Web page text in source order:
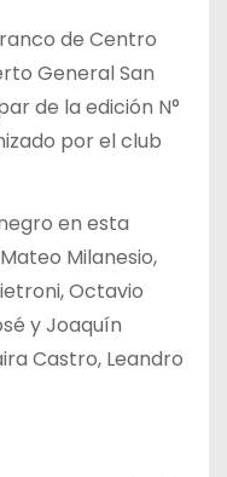
de Centro
General San
de la edición N°
por el club
en esta
Milanesio,
Octavio
y Joaquín
Castro, Leandro